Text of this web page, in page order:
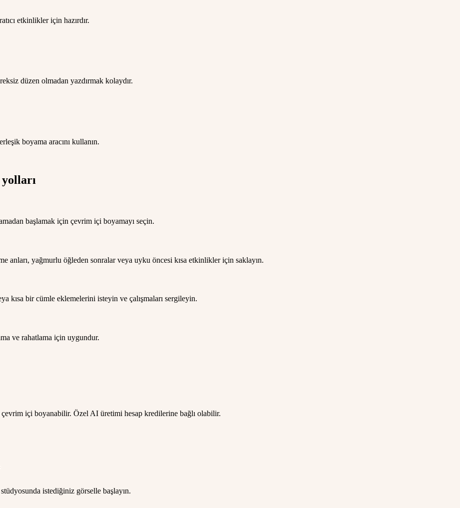
etkinlikler için hazırdır.
düzen olmadan yazdırmak kolaydır.
boyama aracını kullanın.
başlamak için çevrim içi boyamayı seçin.
anları, yağmurlu öğleden sonralar veya uyku öncesi kısa etkinlikler için saklayın.
kısa bir cümle eklemelerini isteyin ve çalışmaları sergileyin.
ve rahatlama için uygundur.
içi boyanabilir. Özel AI üretimi hesap kredilerine bağlı olabilir.
istediğiniz görselle başlayın.